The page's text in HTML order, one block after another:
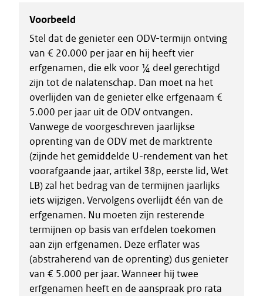
Voorbeeld
Stel dat de genieter een ODV-termijn ontving
van € 20.000 per jaar en hij heeft vier
erfgenamen, die elk voor ¼ deel gerechtigd
zijn tot de nalatenschap. Dan moet na het
overlijden van de genieter elke erfgenaam €
5.000 per jaar uit de ODV ontvangen.
Vanwege de voorgeschreven jaarlijkse
oprenting van de ODV met de marktrente
(zijnde het gemiddelde U-rendement van het
voorafgaande jaar, artikel 38p, eerste lid, Wet
LB) zal het bedrag van de termijnen jaarlijks
iets wijzigen. Vervolgens overlijdt één van de
erfgenamen. Nu moeten zijn resterende
termijnen op basis van erfdelen toekomen
aan zijn erfgenamen. Deze erflater was
(abstraherend van de oprenting) dus genieter
van € 5.000 per jaar. Wanneer hij twee
erfgenamen heeft en de aanspraak pro rata